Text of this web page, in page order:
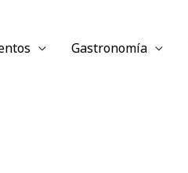
Gastronomía